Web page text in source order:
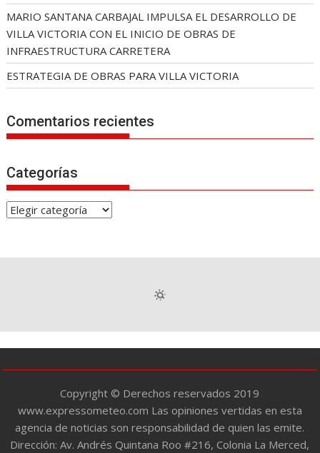
MARIO SANTANA CARBAJAL IMPULSA EL DESARROLLO DE
VILLA VICTORIA CON EL INICIO DE OBRAS DE
INFRAESTRUCTURA CARRETERA
ESTRATEGIA DE OBRAS PARA VILLA VICTORIA
Comentarios recientes
Categorías
C
e
í
a
Copyright © Derechos reservados 2019
www.expressometeo.com Las opiniones vertidas en esta
agencia de noticias son responsabilidad de quien las emite.
Dirección: Av. Andrés Quintana Roo #216, Colonia La Merced,